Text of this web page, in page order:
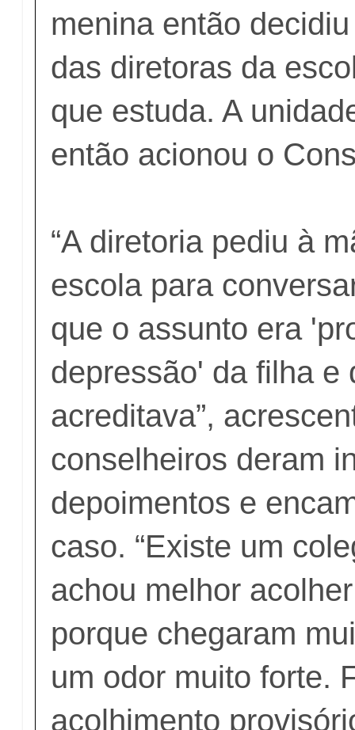
menina então
das diretoras da
que estuda. A
então acionou o
“A diretoria pediu à
escola para
que o assunto era
depressão' da filha e
acreditava”,
conselheiros deram
depoimentos e
caso. “Existe um
achou melhor
porque chegaram
um odor muito forte.
acolhimento